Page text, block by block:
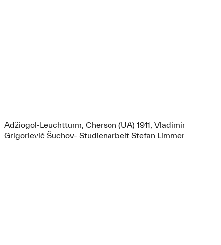
Adžiogol-Leuchtturm, Cherson (UA) 1911, Vladimir
Grigorievič Šuchov- Studienarbeit Stefan Limmer